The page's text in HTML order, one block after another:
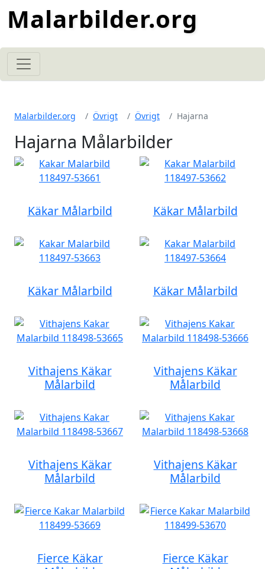
Malarbilder.org
Malarbilder.org Övrigt Övrigt Hajarna
Hajarna Målarbilder
Käkar Målarbild Käkar Målarbild
Käkar Målarbild Käkar Målarbild
Vithajens Käkar
Målarbild
Vithajens Käkar
Målarbild
Vithajens Käkar
Målarbild
Vithajens Käkar
Målarbild
Fierce Käkar
Fierce Käkar